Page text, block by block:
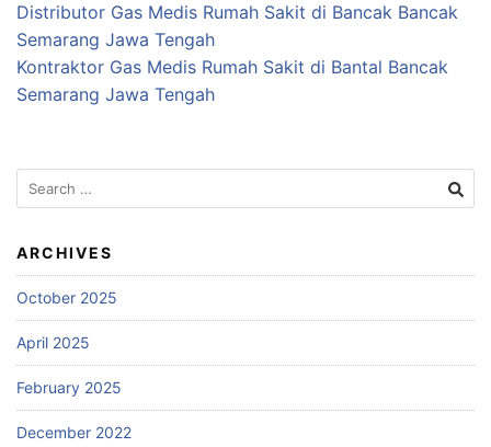
Distributor Gas Medis Rumah Sakit di Bancak Bancak
Semarang Jawa Tengah
Kontraktor Gas Medis Rumah Sakit di Bantal Bancak
Semarang Jawa Tengah
Search
for:
ARCHIVES
October 2025
April 2025
February 2025
December 2022